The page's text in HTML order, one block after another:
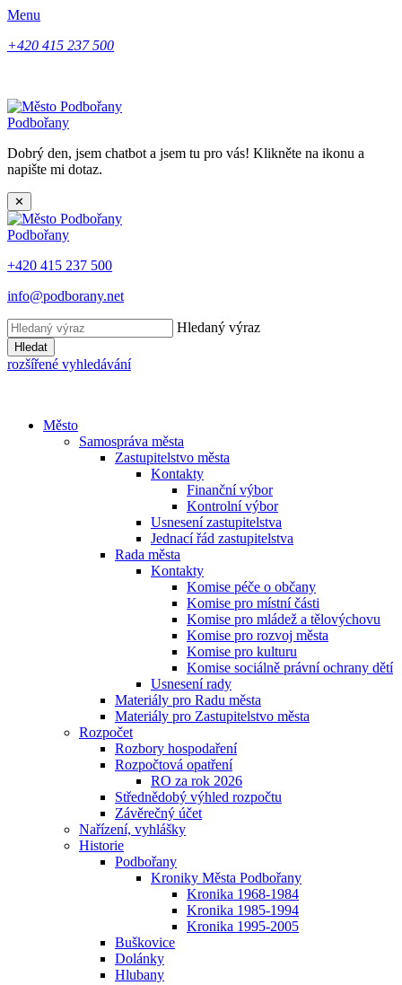
Menu
+420 415 237 500
Podbořany
Dobrý den, jsem chatbot a jsem tu pro vás! Klikněte na ikonu a
napište mi dotaz.
✕
Podbořany
+420 415 237 500
info@podborany.net
Hledaný výraz
Hledat
rozšířené vyhledávání
Město
Samospráva města
Zastupitelstvo města
Kontakty
Finanční výbor
Kontrolní výbor
Usnesení zastupitelstva
Jednací řád zastupitelstva
Rada města
Kontakty
Komise péče o občany
Komise pro místní části
Komise pro mládež a tělovýchovu
Komise pro rozvoj města
Komise pro kulturu
Komise sociálně právní ochrany dětí
Usnesení rady
Materiály pro Radu města
Materiály pro Zastupitelstvo města
Rozpočet
Rozbory hospodaření
Rozpočtová opatření
RO za rok 2026
Střednědobý výhled rozpočtu
Závěrečný účet
Nařízení, vyhlášky
Historie
Podbořany
Kroniky Města Podbořany
Kronika 1968-1984
Kronika 1985-1994
Kronika 1995-2005
Buškovice
Dolánky
Hlubany